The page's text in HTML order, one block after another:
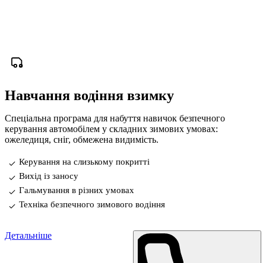
Навчання водіння взимку
Спеціальна програма для набуття навичок безпечного
керування автомобілем у складних зимових умовах:
ожеледиця, сніг, обмежена видимість.
Керування на слизькому покритті
Вихід із заносу
Гальмування в різних умовах
Техніка безпечного зимового водіння
Детальніше